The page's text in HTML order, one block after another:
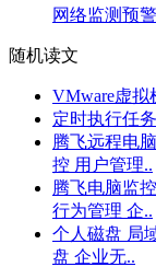
网络监测预
随机读文
VMware虚拟
定时执行任务
腾飞远程电
控 用户管理..
腾飞电脑监
行为管理 企..
个人磁盘 局
盘 企业无..